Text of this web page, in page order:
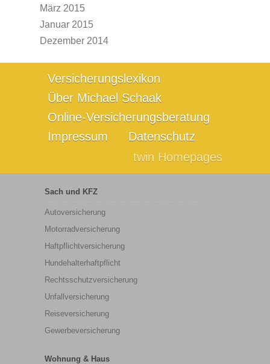
März 2015
Januar 2015
Dezember 2014
Versicherungslexikon
Über Michael Schaak
Online-Versicherungsberatung
Impressum
Datenschutz
twin Homepages
Sach und KFZ
Autoversicherung
Motorradversicherung
Haftpflichtversicherung
Hundehalterhaftpflicht
Rechtsschutzversicherung
Unfallversicherung
Reiseversicherung
Gewerbeversicherung
Wohnung & Haus